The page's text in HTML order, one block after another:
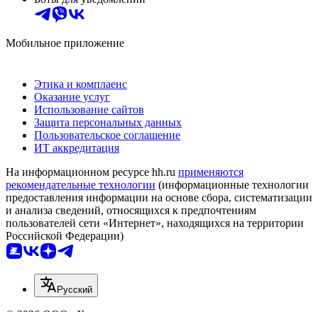
Мобильное приложение
Этика и комплаенс
Оказание услуг
Использование сайтов
Защита персональных данных
Пользовательское соглашение
ИТ аккредитация
На информационном ресурсе hh.ru применяются
рекомендательные технологии (информационные технологии
предоставления информации на основе сбора, систематизации
и анализа сведений, относящихся к предпочтениям
пользователей сети «Интернет», находящихся на территории
Российской Федерации)
Русский